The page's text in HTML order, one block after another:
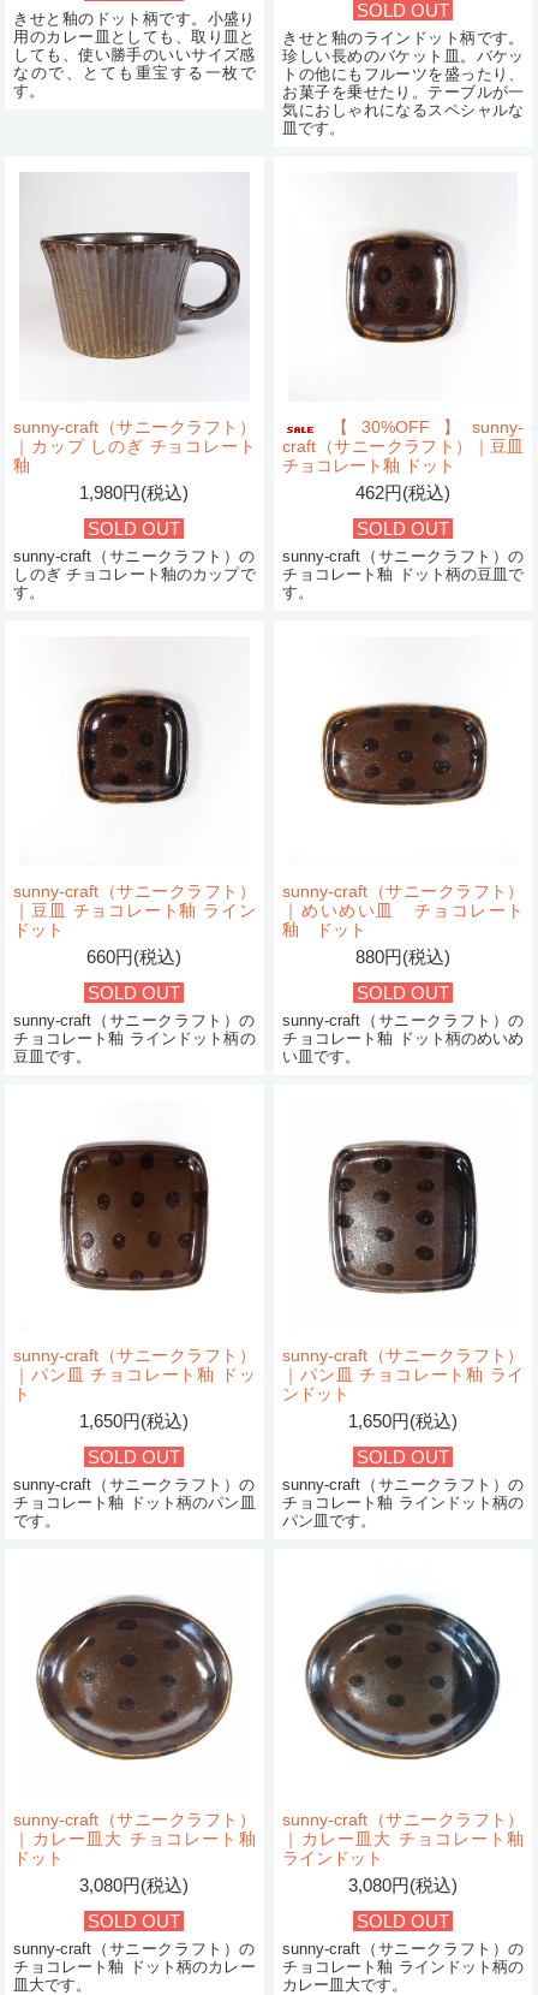
きせと釉のドット柄です。小盛り
用のカレー皿としても、取り皿と
しても、使い勝手のいいサイズ感
なので、とても重宝する一枚で
す。
SOLD OUT
きせと釉のラインドット柄です。
珍しい長めのバケット皿。バケッ
トの他にもフルーツを盛ったり、
お菓子を乗せたり。テーブルが一
気におしゃれになるスペシャルな
皿です。
sunny-craft（サニークラフト）
｜カップ しのぎ チョコレート
釉
1,980円(税込)
SOLD OUT
sunny-craft（サニークラフト）の
しのぎ チョコレート釉のカップで
す。
【30%OFF】sunny-
craft（サニークラフト）｜豆皿
チョコレート釉 ドット
462円(税込)
SOLD OUT
sunny-craft（サニークラフト）の
チョコレート釉 ドット柄の豆皿で
す。
sunny-craft（サニークラフト）
｜豆皿 チョコレート釉 ライン
ドット
660円(税込)
SOLD OUT
sunny-craft（サニークラフト）の
チョコレート釉 ラインドット柄の
豆皿です。
sunny-craft（サニークラフト）
｜めいめい皿 チョコレート
釉 ドット
880円(税込)
SOLD OUT
sunny-craft（サニークラフト）の
チョコレート釉 ドット柄のめいめ
い皿です。
sunny-craft（サニークラフト）
｜パン皿 チョコレート釉 ドッ
ト
1,650円(税込)
SOLD OUT
sunny-craft（サニークラフト）の
チョコレート釉 ドット柄のパン皿
です。
sunny-craft（サニークラフト）
｜パン皿 チョコレート釉 ライ
ンドット
1,650円(税込)
SOLD OUT
sunny-craft（サニークラフト）の
チョコレート釉 ラインドット柄の
パン皿です。
sunny-craft（サニークラフト）
｜カレー皿大 チョコレート釉
ドット
3,080円(税込)
SOLD OUT
sunny-craft（サニークラフト）の
チョコレート釉 ドット柄のカレー
皿大です。
sunny-craft（サニークラフト）
｜カレー皿大 チョコレート釉
ラインドット
3,080円(税込)
SOLD OUT
sunny-craft（サニークラフト）の
チョコレート釉 ラインドット柄の
カレー皿大です。